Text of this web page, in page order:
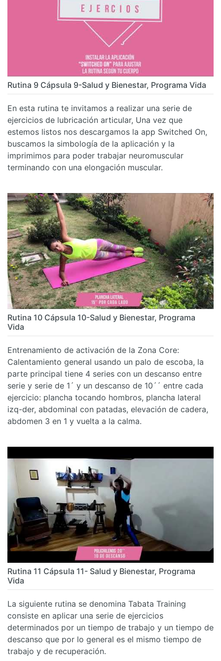
Rutina 9 Cápsula 9-Salud y Bienestar, Programa Vida
En esta rutina te invitamos a realizar una serie de
ejercicios de lubricación articular, Una vez que
estemos listos nos descargamos la app Switched On,
buscamos la simbología de la aplicación y la
imprimimos para poder trabajar neuromuscular
terminando con una elongación muscular.
Rutina 10 Cápsula 10-Salud y Bienestar, Programa
Vida
Entrenamiento de activación de la Zona Core:
Calentamiento general usando un palo de escoba, la
parte principal tiene 4 series con un descanso entre
serie y serie de 1´ y un descanso de 10´´ entre cada
ejercicio: plancha tocando hombros, plancha lateral
izq-der, abdominal con patadas, elevación de cadera,
abdomen 3 en 1 y vuelta a la calma.
Rutina 11 Cápsula 11- Salud y Bienestar, Programa
Vida
La siguiente rutina se denomina Tabata Training
consiste en aplicar una serie de ejercicios
determinados por un tiempo de trabajo y un tiempo de
descanso que por lo general es el mismo tiempo de
trabajo y de recuperación.